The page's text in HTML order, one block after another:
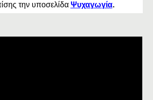
την υποσελίδα Ψυχαγωγία.